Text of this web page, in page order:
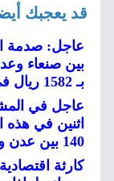
قد يعجبك
عاجل: صدمة
بـ 1582 ريال في بلد واحد
عاجل في
140 بين عدن وصنعاء في 19 يوليو 2026
كارثة